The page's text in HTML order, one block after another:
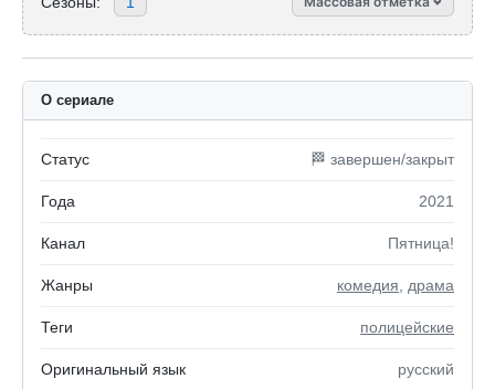
О сериале
Статус 🏁 завершен/закрыт
Года 2021
Канал Пятница!
Жанры комедия драма
Теги полицейские
Оригинальный язык русский